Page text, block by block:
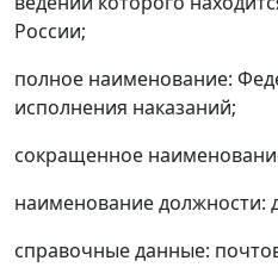
России;
полное наименование:
исполнения наказаний;
сокращенное
наименование должности:
справочные данные: